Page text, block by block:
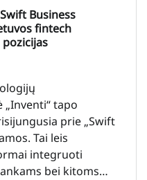
Business
fintech
tapo
prie „Swift
Tai leis
integruoti
bei kitoms…